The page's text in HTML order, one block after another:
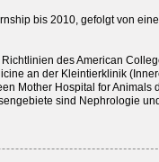
bis 2010, gefolgt von
des American
an der Kleintierklinik
Mother Hospital for Animals
sind Nephrologie